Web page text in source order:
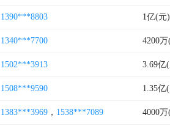
1390***8803 1亿(元)
1340***7700 4200
1502***3913 3.69亿
1508***9590 1.35亿
1383***3969 ， 1538***7089 4000